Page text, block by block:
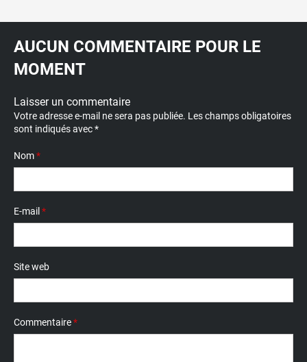
AUCUN COMMENTAIRE POUR LE
MOMENT
Laisser un commentaire
Votre adresse e-mail ne sera pas publiée. Les champs obligatoires
sont indiqués avec*
Nom*
E-mail *
Site web
Commentaire*